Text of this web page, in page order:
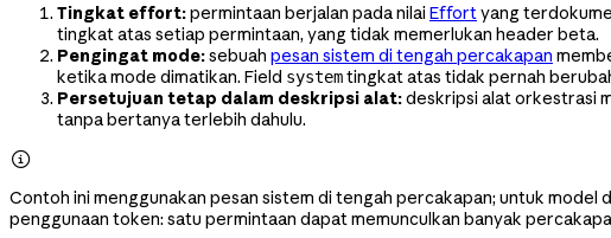
Tingkat effort:permintaan berjalan pada nilai Effortyang
tingkat atas setiap permintaan, yang tidak memerlukan header beta.
Pengingat mode:sebuah pesan sistem di tengah percakapan
ketika mode dimatikan. Field systemtingkat atas tidak pernah
Persetujuan tetap dalam deskripsi alat:deskripsi alat orkestrasi
tanpa bertanya terlebih dahulu.

Contoh ini menggunakan pesan sistem di tengah percakapan; untuk model
penggunaan token: satu permintaan dapat memunculkan banyak